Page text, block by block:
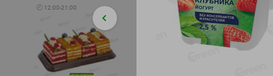
🕘 12:00-21:00